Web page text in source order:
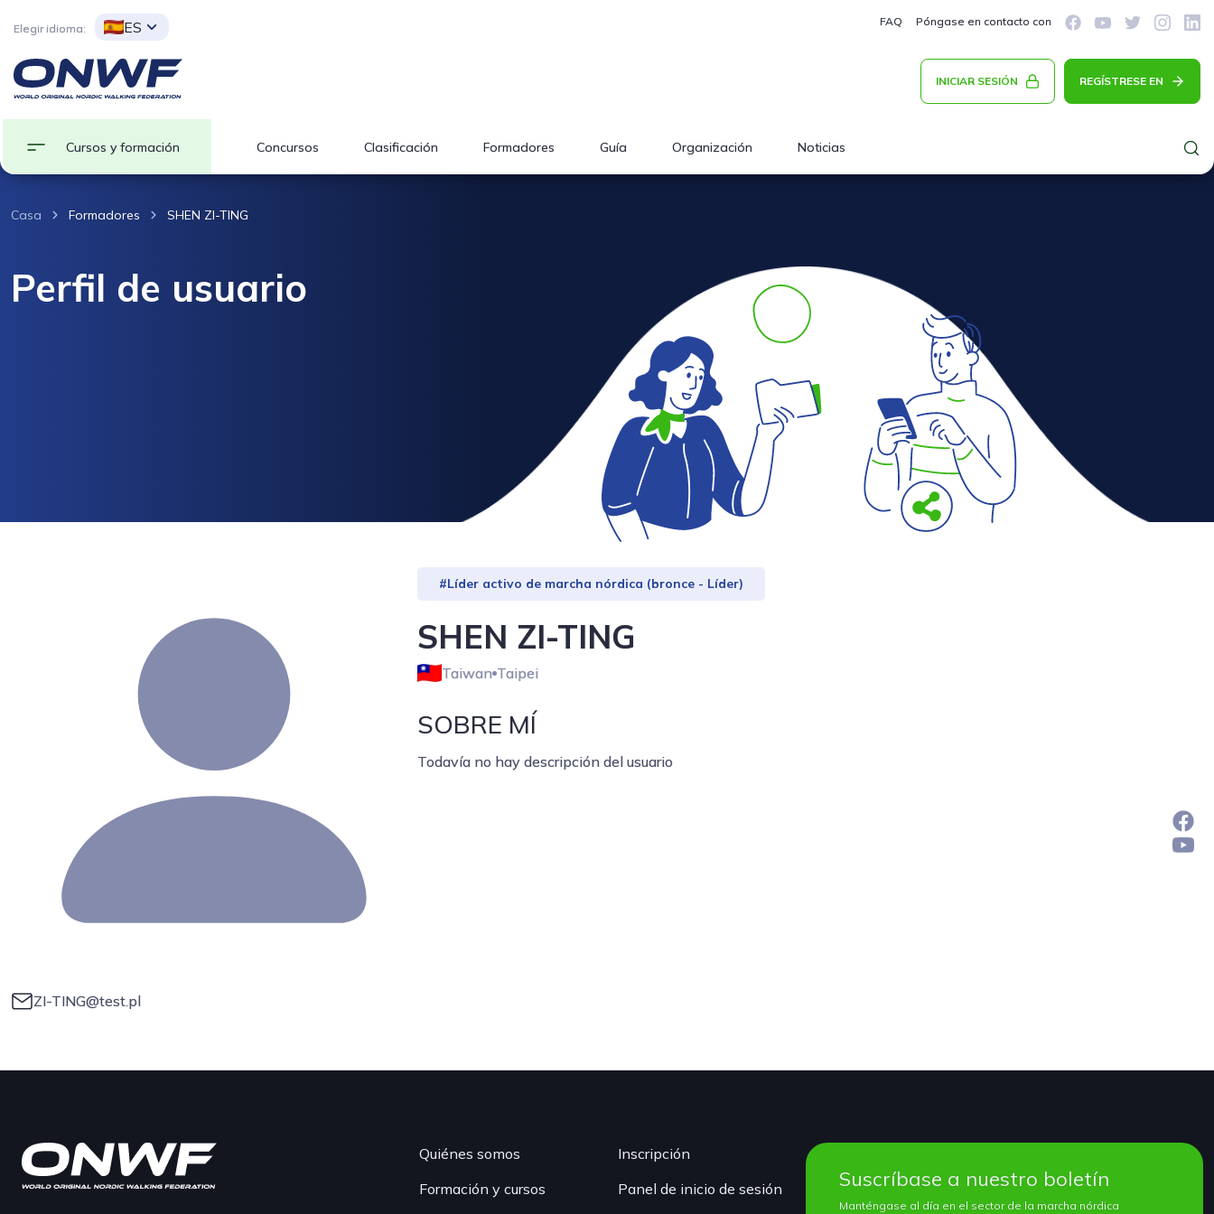
Elegir idioma: ES FAQ Póngase en contacto con
INICIAR SESIÓN REGÍSTRESE EN
Cursos y formación Concursos Clasificación Formadores Guía Organización Noticias
Casa Formadores SHEN ZI-TING
Perfil de usuario
ZI-TING@test.pl
#Líder activo de marcha nórdica (bronce - Líder)
SHEN ZI-TING
Taiwan Taipei
SOBRE MÍ
Todavía no hay descripción del usuario
Quiénes somos
Formación y cursos
Inscripción
Panel de inicio de sesión
Suscríbase a nuestro boletín
Manténgase al día en el sector de la marcha nórdica